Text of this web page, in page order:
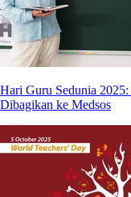
Hari Guru Sedunia
Dibagikan ke Medsos